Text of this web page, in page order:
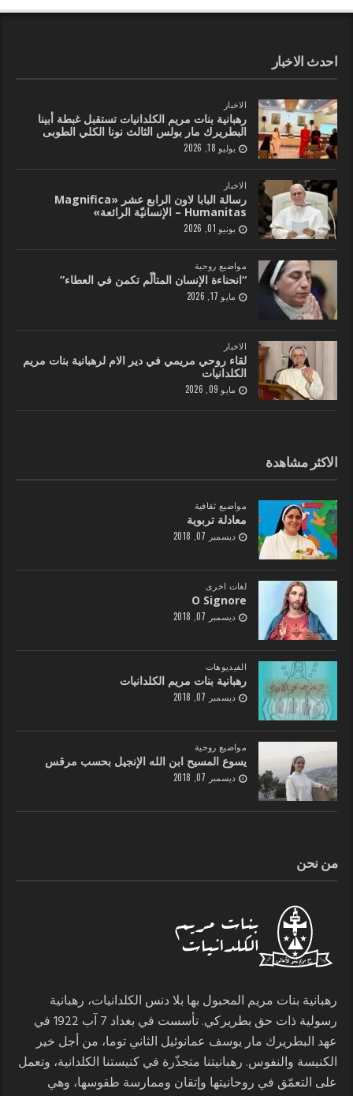
احدث الاخبار
الاخبار
رهبانية بنات مريم الكلدانيات تستقبل غبطة أبينا
البطريرك مار بولس الثالث نونا الكلي الطوبى
يوليو 18, 2026
الاخبار
رسالة البابا لاون الرابع عشر «Magnifica
Humanitas – الإنسانيّة الرائعة»
يونيو 01, 2026
مواضيع روحية
“انحناءة الإنسان المتألّم تكمن في العطاء”
مايو 17, 2026
الاخبار
لقاء روحي مريمي في دير الام لرهبانية بنات مريم
الكلدانيات
مايو 09, 2026
الاكثر مشاهدة
مواضيع ثقافية
معادلة تربوية
ديسمبر 07, 2018
لغات اخرى
O Signore
ديسمبر 07, 2018
الفيديوهات
رهبانية بنات مريم الكلدانيات
ديسمبر 07, 2018
مواضيع روحية
يسوع المسيح ابن الله الإنجيل بحسب مرقس
ديسمبر 07, 2018
من نحن
رهبانية بنات مريم المحبول بها بلا دنس الكلدانيات، رهبانية
رسولية ذات حق بطريركي. تأسست في بغداد 7 آب 1922 في
عهد البطريرك مار يوسف عمانوئيل الثاني توما، من أجل خير
الكنيسة والنفوس. رهبانيتنا متجذّرة في كنيستنا الكلدانية، وتعمل
على التعمّق في روحانيتها وإتقان وممارسة طقوسها، وهي